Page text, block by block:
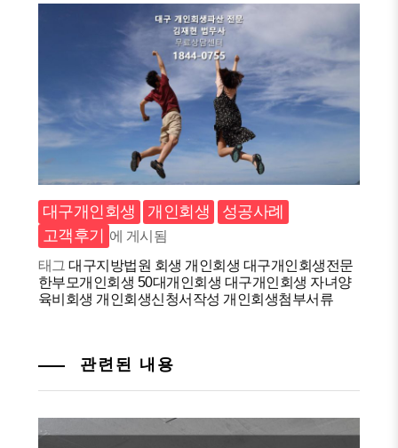
대구개인회생 개인회생
성공사례
고객후기
에 게시됨
태그대구지방법원 회생 개인회생 대구개인회생전문
한부모개인회생 50대개인회생 대구개인회생 자녀양
육비회생 개인회생신청서작성 개인회생첨부서류
관련된 내용